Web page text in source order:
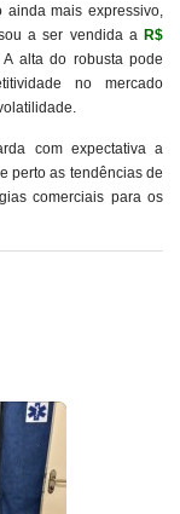
mais expressivo,
a ser vendida aR$
A alta do robusta pode
no mercado
com expectativa a
perto as tendências de
comerciais para os